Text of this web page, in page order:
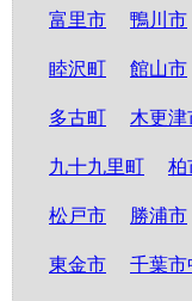
富里市 鴨川市
睦沢町 館山市
多古町 木更津
九十九里町 柏
松戸市 勝浦市
東金市 千葉市